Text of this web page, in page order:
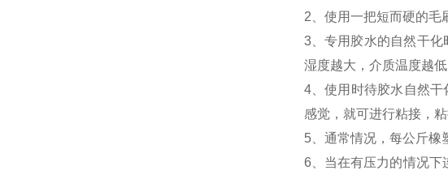
2、使用一把短而硬的毛
3、专用胶水的自然干
湿度越大，介质温度越
4、使用时待胶水自然干
感觉，就可进行粘接，
5、通常情况，每公斤橡
6、当在有压力的情况下